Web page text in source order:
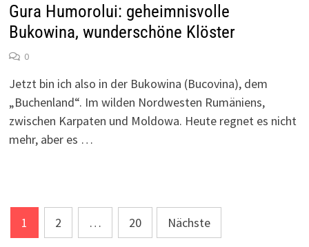
Gura Humorolui: geheimnisvolle
Bukowina, wunderschöne Klöster
0
Jetzt bin ich also in der Bukowina (Bucovina), dem
„Buchenland“. Im wilden Nordwesten Rumäniens,
zwischen Karpaten und Moldowa. Heute regnet es nicht
mehr, aber es …
Seitennummerierung
1 2 … 20 Nächste